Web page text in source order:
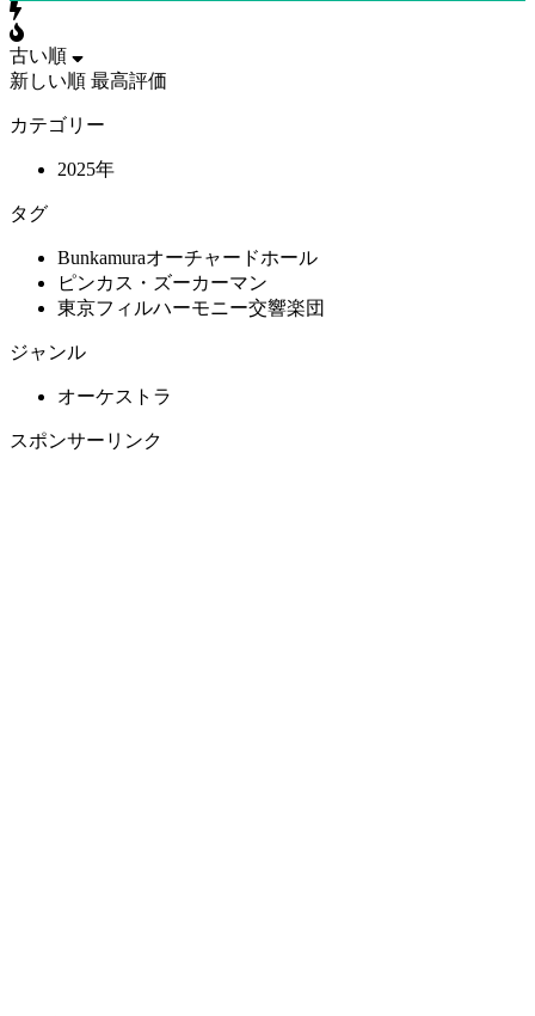
古い順
新しい順 最高評価
カテゴリー
2025年
タグ
Bunkamuraオーチャードホール
ピンカス・ズーカーマン
東京フィルハーモニー交響楽団
ジャンル
オーケストラ
スポンサーリンク